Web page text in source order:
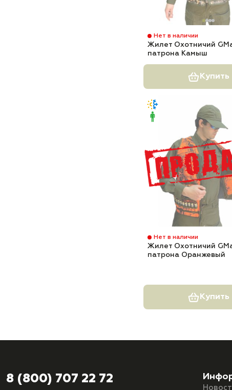
Нет в наличии
Жилет Охотничий
патрона Камыш
Купить
Нет в наличии
Жилет Охотничий
патрона Оранжевый
Купить
8 (800) 707 22 72